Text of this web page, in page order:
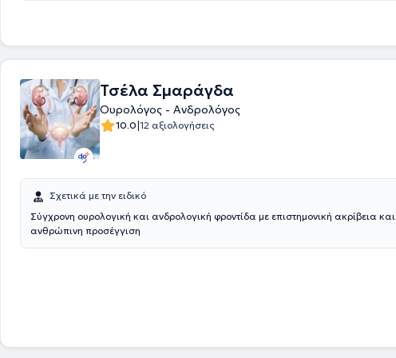
Τσέλα Σμαράγδα
Ουρολόγος - Ανδρολόγος
10.0|12 αξιολογήσεις
Σχετικά με την ειδικό
Σύγχρονη ουρολογική και ανδρολογική φροντίδα με επιστημονική ακρίβεια και
ανθρώπινη προσέγγιση